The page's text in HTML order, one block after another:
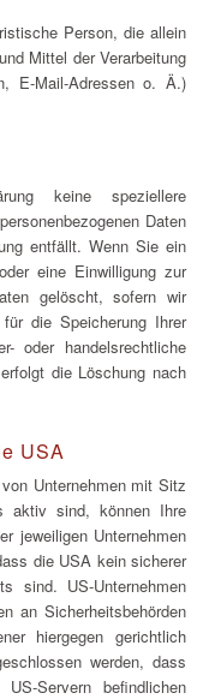
Person, die allein
Mittel der Verarbeitung
E-Mail-Adressen o. Ä.)
keine speziellere
Daten
entfällt. Wenn Sie ein
eine Einwilligung zur
gelöscht, sofern wir
die Speicherung Ihrer
oder handelsrechtliche
die Löschung nach
USA
Unternehmen mit Sitz
aktiv sind, können Ihre
jeweiligen Unternehmen
die USA kein sicherer
sind. US-Unternehmen
an Sicherheitsbehörden
hiergegen gerichtlich
werden, dass
Servern befindlichen